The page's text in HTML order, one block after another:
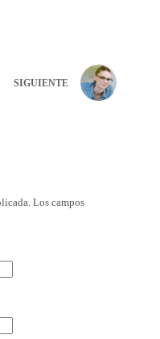
SIGUIENTE
Los campos